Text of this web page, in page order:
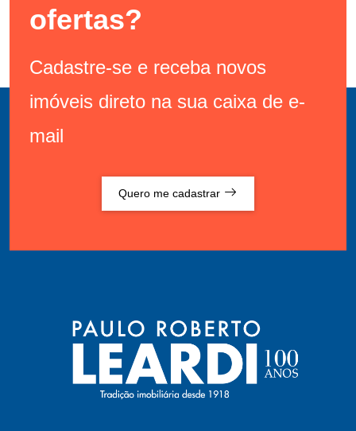
ofertas?
Cadastre-se e receba novos
imóveis direto na sua caixa de e-
mail
Quero me cadastrar